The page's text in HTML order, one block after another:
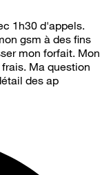
1h30 d'appels.
gsm à des fins
mon forfait. Mon
Ma question
des ap